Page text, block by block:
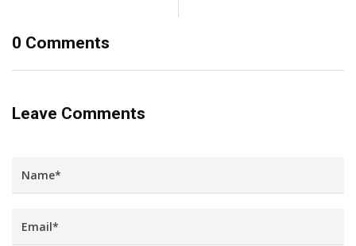
0 Comments
Leave Comments